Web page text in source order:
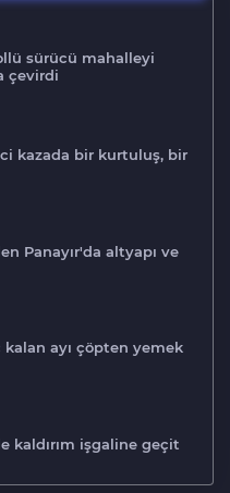
sürücü mahalleyi
çevirdi
kazada bir kurtuluş, bir
Panayır'da altyapı ve
kalan ayı çöpten yemek
kaldırım işgaline geçit